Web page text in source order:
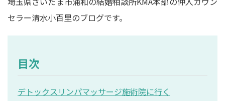
セラー清水小百里のブログです。
目次
デトックスリンパマッサージ施術院に行く